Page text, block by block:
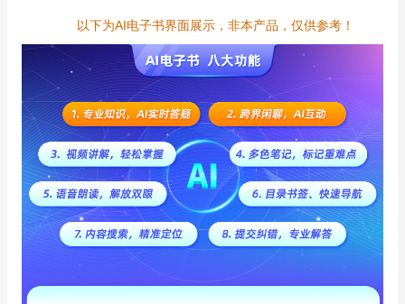
以下为AI电子书界面展示，非本产品，仅供参考！